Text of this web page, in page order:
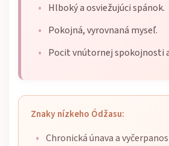
Hlboký a osviežujúci spánok.
Pokojná, vyrovnaná myseľ.
Pocit vnútornej spokojnosti
Znaky nízkeho Ódžasu:
Chronická únava a